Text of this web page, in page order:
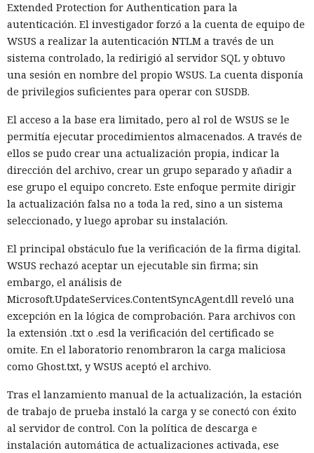
Extended Protection for Authentication para la
autenticación. El investigador forzó a la cuenta de equipo de
WSUS a realizar la autenticación NTLM a través de un
sistema controlado, la redirigió al servidor SQL y obtuvo
una sesión en nombre del propio WSUS. La cuenta disponía
de privilegios suficientes para operar con SUSDB.
El acceso a la base era limitado, pero al rol de WSUS se le
permitía ejecutar procedimientos almacenados. A través de
ellos se pudo crear una actualización propia, indicar la
dirección del archivo, crear un grupo separado y añadir a
ese grupo el equipo concreto. Este enfoque permite dirigir
la actualización falsa no a toda la red, sino a un sistema
seleccionado, y luego aprobar su instalación.
El principal obstáculo fue la verificación de la firma digital.
WSUS rechazó aceptar un ejecutable sin firma; sin
embargo, el análisis de
Microsoft.UpdateServices.ContentSyncAgent.dll reveló una
excepción en la lógica de comprobación. Para archivos con
la extensión .txt o .esd la verificación del certificado se
omite. En el laboratorio renombraron la carga maliciosa
como Ghost.txt, y WSUS aceptó el archivo.
Tras el lanzamiento manual de la actualización, la estación
de trabajo de prueba instaló la carga y se conectó con éxito
al servidor de control. Con la política de descarga e
instalación automática de actualizaciones activada, ese